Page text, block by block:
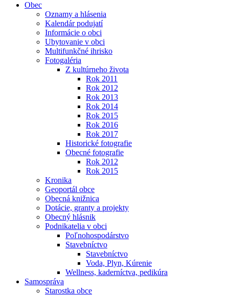
Obec
Oznamy a hlásenia
Kalendár podujatí
Informácie o obci
Ubytovanie v obci
Multifunkčné ihrisko
Fotogaléria
Z kultúrneho života
Rok 2011
Rok 2012
Rok 2013
Rok 2014
Rok 2015
Rok 2016
Rok 2017
Historické fotografie
Obecné fotografie
Rok 2012
Rok 2015
Kronika
Geoportál obce
Obecná knižnica
Dotácie, granty a projekty
Obecný hlásnik
Podnikatelia v obci
Poľnohospodárstvo
Stavebníctvo
Stavebníctvo
Voda, Plyn, Kúrenie
Wellness, kaderníctva, pedikúra
Samospráva
Starostka obce